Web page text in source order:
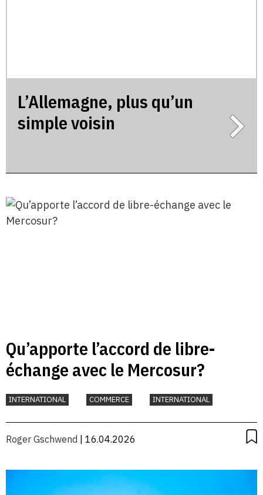
L’Allemagne, plus qu’un
simple voisin
Qu’apporte l’accord de libre-
échange avec le Mercosur?
INTERNATIONAL COMMERCE INTERNATIONAL
Roger Gschwend | 16.04.2026